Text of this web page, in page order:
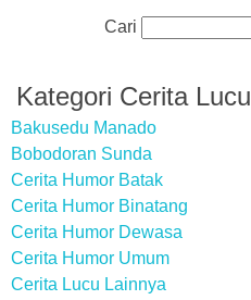
Cari
Kategori Cerita Lucu
Bakusedu Manado
Bobodoran Sunda
Cerita Humor Batak
Cerita Humor Binatang
Cerita Humor Dewasa
Cerita Humor Umum
Cerita Lucu Lainnya